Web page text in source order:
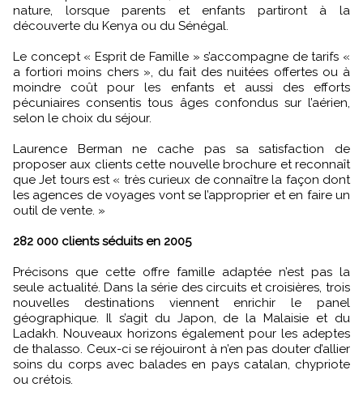
nature, lorsque parents et enfants partiront à la
découverte du Kenya ou du Sénégal.
Le concept « Esprit de Famille » s’accompagne de tarifs «
a fortiori moins chers », du fait des nuitées offertes ou à
moindre coût pour les enfants et aussi des efforts
pécuniaires consentis tous âges confondus sur l’aérien,
selon le choix du séjour.
Laurence Berman ne cache pas sa satisfaction de
proposer aux clients cette nouvelle brochure et reconnaît
que Jet tours est « très curieux de connaître la façon dont
les agences de voyages vont se l’approprier et en faire un
outil de vente. »
282 000 clients séduits en 2005
Précisons que cette offre famille adaptée n’est pas la
seule actualité. Dans la série des circuits et croisières, trois
nouvelles destinations viennent enrichir le panel
géographique. Il s’agit du Japon, de la Malaisie et du
Ladakh. Nouveaux horizons également pour les adeptes
de thalasso. Ceux-ci se réjouiront à n’en pas douter d’allier
soins du corps avec balades en pays catalan, chypriote
ou crétois.